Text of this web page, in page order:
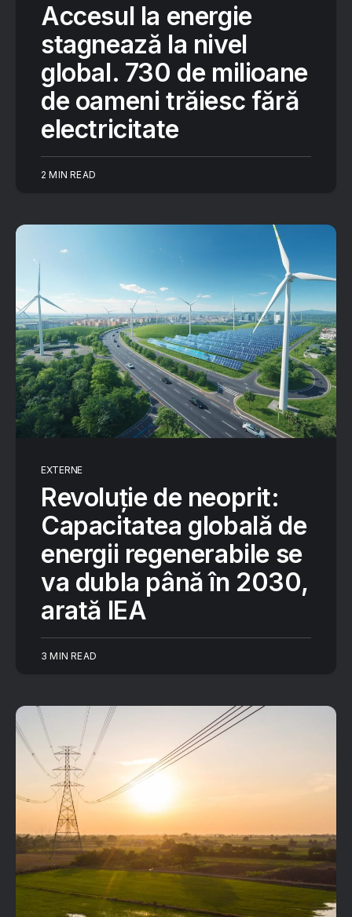
Accesul la energie
stagnează la nivel
global. 730 de milioane
de oameni trăiesc fără
electricitate
2 MIN READ
EXTERNE
Revoluție de neoprit:
Capacitatea globală de
energii regenerabile se
va dubla până în 2030,
arată IEA
3 MIN READ